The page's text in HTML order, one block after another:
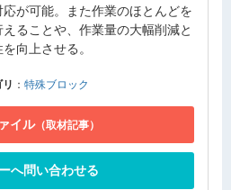
が可能。また作業のほとんどを
ることや、作業量の大幅削減と
向上させる。
： 特殊ブロック
イル（取材記事）
へ問い合わせる